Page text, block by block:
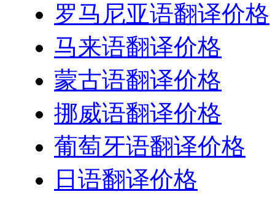
罗马尼亚语翻译价格
马来语翻译价格
蒙古语翻译价格
挪威语翻译价格
葡萄牙语翻译价格
日语翻译价格